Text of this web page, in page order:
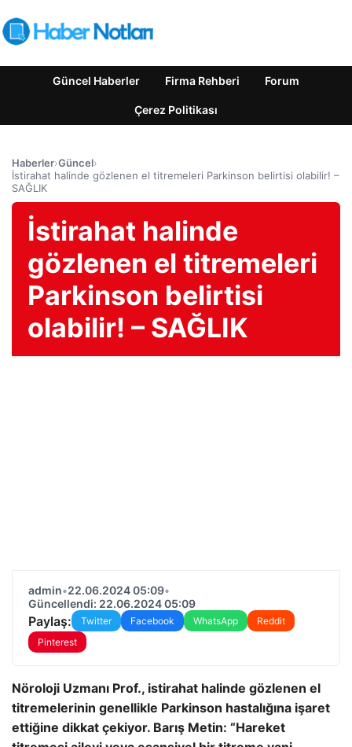
Güncel Haberler Firma Rehberi Forum
Çerez Politikası
Haberler›Güncel›
İstirahat halinde gözlenen el titremeleri Parkinson belirtisi olabilir! –
SAĞLIK
İstirahat halinde
gözlenen el titremeleri
Parkinson belirtisi
olabilir! – SAĞLIK
admin•22.06.2024 05:09•
Güncellendi: 22.06.2024 05:09
Paylaş: Twitter Facebook WhatsApp
Reddit
Pinterest
Nöroloji Uzmanı Prof., istirahat halinde gözlenen el
titremelerinin genellikle Parkinson hastalığına işaret
ettiğine dikkat çekiyor. Barış Metin: “Hareket